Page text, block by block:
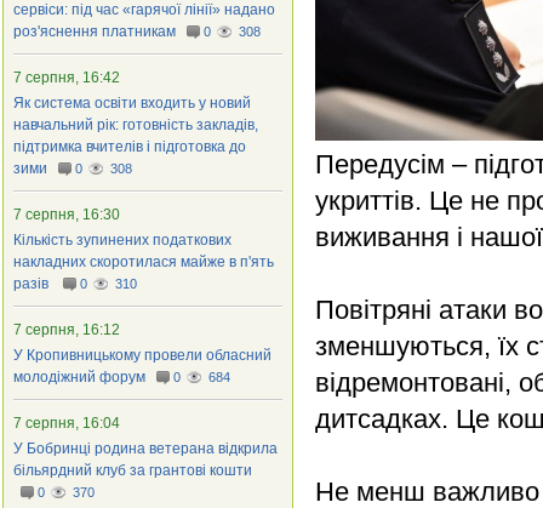
Передусім –
укриттів. Це не
виживання і
Повітряні атаки
зменшуються, їх
відремонтовані,
дитсадках. Це
Не менш важливо
сервіси: під час «гарячої лінії» надано
роз'яснення платникам
0 308
7 серпня, 16:42
Як система освіти входить у новий
навчальний рік: готовність закладів,
підтримка вчителів і підготовка до
зими
0 308
7 серпня, 16:30
Кількість зупинених податкових
накладних скоротилася майже в п'ять
разів
0 310
7 серпня, 16:12
У Кропивницькому провели обласний
молодіжний форум
0 684
7 серпня, 16:04
У Бобринці родина ветерана відкрила
більярдний клуб за грантові кошти
0 370